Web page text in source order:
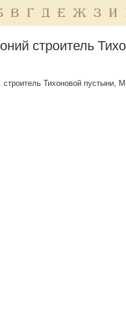
В Г Д Е Ж З И
строитель
строитель Тихоновой пустыни,